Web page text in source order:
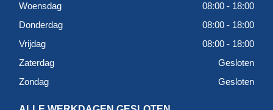
Woensdag
08:00 - 18:00
Donderdag
08:00 - 18:00
Vrijdag
08:00 - 18:00
Zaterdag
Gesloten
Zondag
Gesloten